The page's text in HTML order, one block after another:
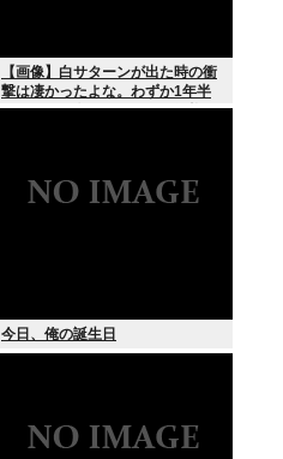
【画像】白サターンが出た時の衝
撃は凄かったよな。わずか1年半
でここまで白くなって更に価格が
今日、俺の誕生日